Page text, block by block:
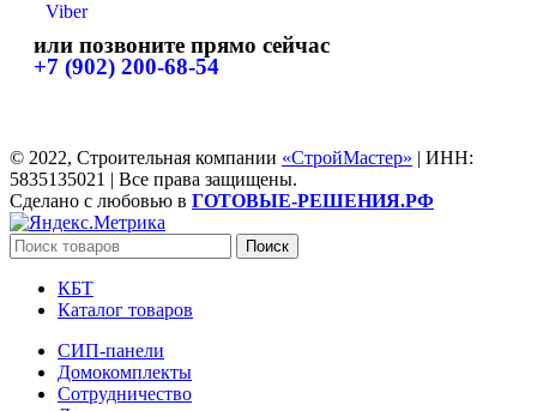
Viber
или позвоните прямо сейчас
+7 (902) 200-68-54
© 2022, Строительная компании «СтройМастер» | ИНН:
5835135021 | Все права защищены.
Сделано с любовью в ГОТОВЫЕ-РЕШЕНИЯ.РФ
Поиск
КБТ
Каталог товаров
СИП-панели
Домокомплекты
Сотрудничество